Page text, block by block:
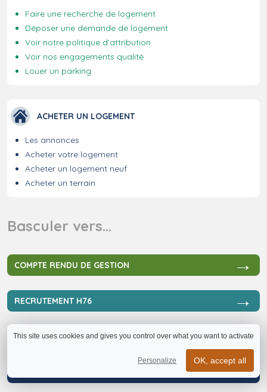
Faire une recherche de logement
Déposer une demande de logement
Voir notre politique d’attribution
Voir nos engagements qualité
Louer un parking
ACHETER UN LOGEMENT
Les annonces
Acheter votre logement
Acheter un logement neuf
Acheter un terrain
Basculer vers…
COMPTE RENDU DE GESTION →
RECRUTEMENT H76 →
MARCHÉS PUBLICS →
→
This site uses cookies and gives you control over what you want to activate
Personalize OK, accept all